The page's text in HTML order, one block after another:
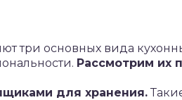
три основных вида
Рассмотрим их
для хранения.